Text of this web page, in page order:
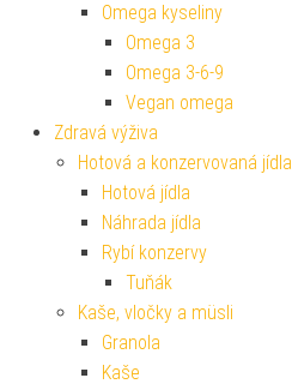
Omega kyseliny
Omega 3
Omega 3-6-9
Vegan omega
Zdravá výživa
Hotová a konzervovaná jídla
Hotová jídla
Náhrada jídla
Rybí konzervy
Tuňák
Kaše, vločky a müsli
Granola
Kaše